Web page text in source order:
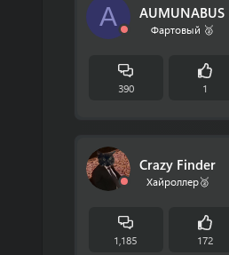
A AUMUNABUS
Фартовый 🥈
390 1
Crazy Finder
Хайроллер🥈
1,185 172